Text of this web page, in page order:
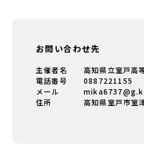
お問い合わせ先
主催者名
高知県立室戸高
電話番号
0887221155
メール
住所
高知県室戸市室